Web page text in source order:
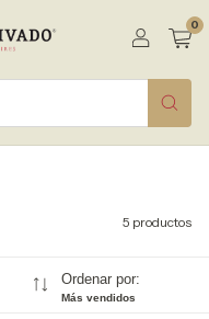
0
5 productos
Ordenar por:
Más vendidos